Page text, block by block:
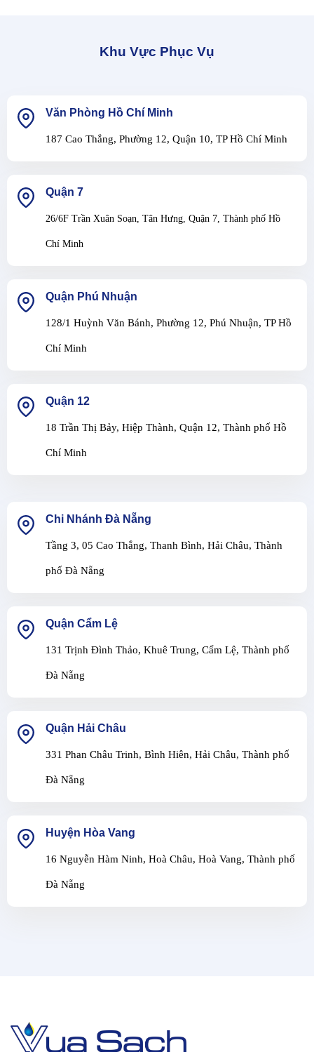
Khu Vực Phục Vụ
Văn Phòng Hồ Chí Minh
187 Cao Thắng, Phường 12, Quận 10, TP Hồ Chí Minh
Quận 7
26/6F Trần Xuân Soạn, Tân Hưng, Quận 7, Thành phố Hồ
Chí Minh
Quận Phú Nhuận
128/1 Huỳnh Văn Bánh, Phường 12, Phú Nhuận, TP Hồ
Chí Minh
Quận 12
18 Trần Thị Bảy, Hiệp Thành, Quận 12, Thành phố Hồ
Chí Minh
Chi Nhánh Đà Nẵng
Tầng 3, 05 Cao Thắng, Thanh Bình, Hải Châu, Thành
phố Đà Nẵng
Quận Cẩm Lệ
131 Trịnh Đình Thảo, Khuê Trung, Cẩm Lệ, Thành phố
Đà Nẵng
Quận Hải Châu
331 Phan Châu Trinh, Bình Hiên, Hải Châu, Thành phố
Đà Nẵng
Huyện Hòa Vang
16 Nguyễn Hàm Ninh, Hoà Châu, Hoà Vang, Thành phố
Đà Nẵng